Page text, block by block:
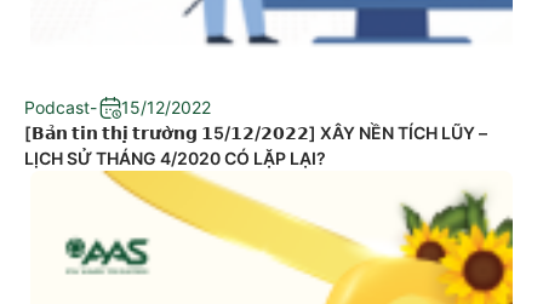
Podcast-
15/12/2022
[𝗕𝗮̉𝗻 𝘁𝗶𝗻 𝘁𝗵𝗶̣ 𝘁𝗿𝘂̛𝗼̛̀𝗻𝗴 𝟭5/𝟭𝟮/𝟮𝟬𝟮𝟮] XÂY NỀN TÍCH LŨY –
LỊCH SỬ THÁNG 4/2020 CÓ LẶP LẠI?